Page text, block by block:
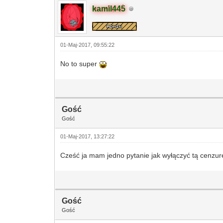
kamil445
01-Maj-2017, 09:55:22
No to super
Gość
Gość
01-Maj-2017, 13:27:22
Cześć ja mam jedno pytanie jak wyłączyć tą
Gość
Gość